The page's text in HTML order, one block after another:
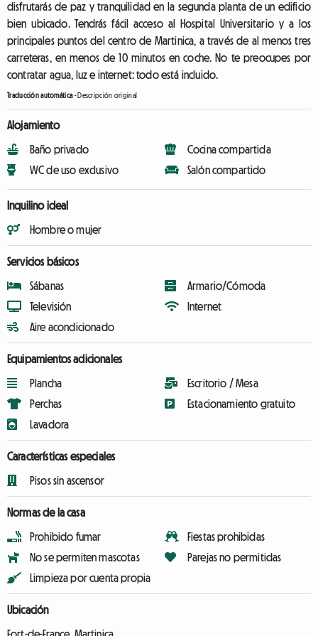
disfrutarás de paz y tranquilidad en la segunda planta de un edificio
bien ubicado. Tendrás fácil acceso al Hospital Universitario y a los
principales puntos del centro de Martinica, a través de al menos tres
carreteras, en menos de 10 minutos en coche. No te preocupes por
contratar agua, luz e internet: todo está incluido.
Traducción automática-Descripción original
Alojamiento
Baño privado
WC de uso exclusivo
Cocina compartida
Salón compartido
Inquilino ideal
Hombre o mujer
Servicios básicos
Sábanas
Televisión
Aire acondicionado
Armario/Cómoda
Internet
Equipamientos adicionales
Plancha
Perchas
Lavadora
Escritorio / Mesa
Estacionamiento gratuito
Características especiales
Pisos sin ascensor
Normas de la casa
Prohibido fumar
No se permiten mascotas
Limpieza por cuenta propia
Fiestas prohibidas
Parejas no permitidas
Ubicación